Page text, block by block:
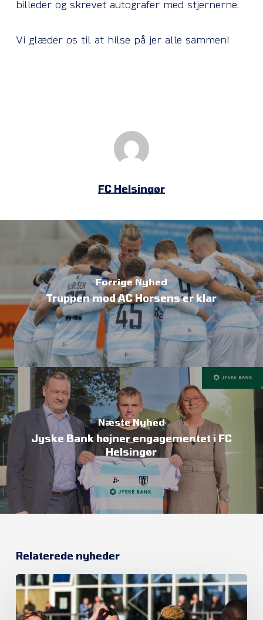
billeder og skrevet autografer med stjernerne.
Vi glæder os til at hilse på jer alle sammen!
FC Helsingør
Forrige Nyhed
Truppen mod AC Horsens er klar
Næste Nyhed
Jyske Bank højner engagementet i FC
Helsingør
Relaterede nyheder
Et
nyt